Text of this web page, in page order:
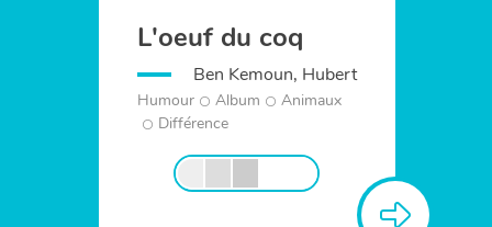
L'oeuf du coq
Ben Kemoun, Hubert
Humour Album
Animaux
Différence